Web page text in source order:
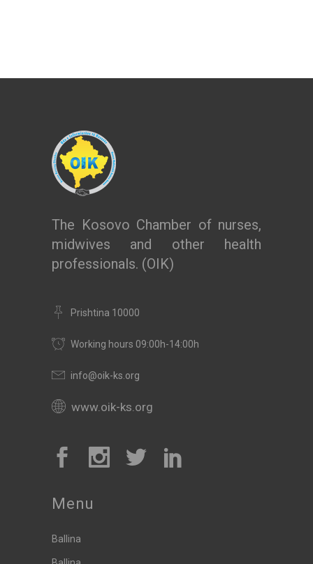
The Kosovo Chamber of nurses,
midwives and other health
professionals. (OIK)
Prishtina 10000
Working hours 09:00h-14:00h
info@oik-ks.org
www.oik-ks.org
Menu
Ballina